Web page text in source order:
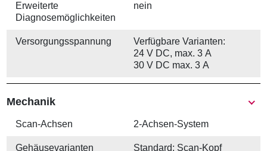
Erweiterte
Diagnosemöglichkeiten
nein
Versorgungs­spannung
Verfügbare Varianten:
24 V DC, max. 3 A
30 V DC max. 3 A
Mechanik
Scan-Achsen 2-Achsen-System
Gehäuse­varianten Standard: Scan-Kopf